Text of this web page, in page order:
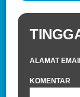
ALAMAT
KOMENTAR